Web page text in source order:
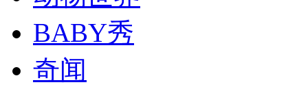
外交部：有关国家言论片面不公正
BABY秀
奇闻